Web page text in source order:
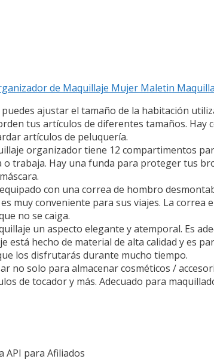
de Maquillaje Mujer Maletin
ajustar el tamaño de la habitación
tus artículos de diferentes tamaños. Hay
artículos de peluquería.
organizador tiene 12 compartimentos
trabaja. Hay una funda para proteger tus
con una correa de hombro
muy conveniente para sus viajes. La correa
no se caiga.
un aspecto elegante y atemporal. Es
está hecho de material de alta calidad y es
los disfrutarás durante mucho tiempo.
no solo para almacenar cosméticos /
de tocador y más. Adecuado para
API para Afiliados